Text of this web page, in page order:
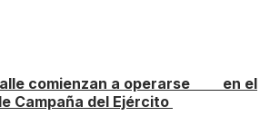
comienzan a operarse en el
Campaña del Ejército